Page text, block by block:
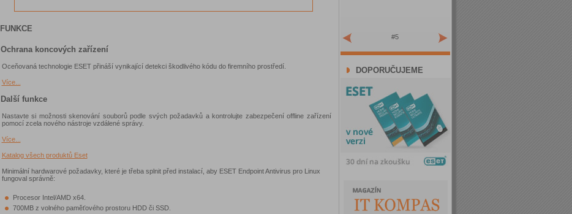
FUNKCE
Ochrana koncových zařízení
Oceňovaná technologie ESET přináší vynikající detekci škodlivého kódu do firemního prostředí.
Více...
Další funkce
Nastavte si možnosti skenování souborů podle svých požadavků a kontrolujte zabezpečení offline zařízení
pomocí zcela nového nástroje vzdálené správy.
Více...
Katalog všech produktů Eset
Minimální hardwarové požadavky, které je třeba splnit před instalací, aby ESET Endpoint Antivirus pro Linux
fungoval správně:
Procesor Intel/AMD x64.
700MB z volného paměťového prostoru HDD či SSD.
#5
DOPORUČUJEME